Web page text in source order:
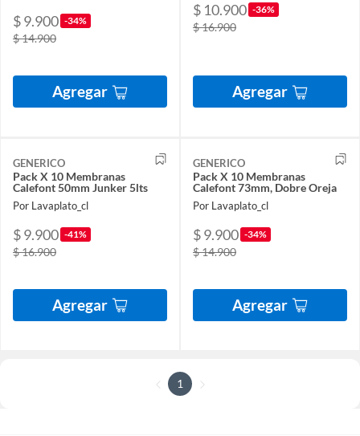
$ 9.900 -34%
$ 14.900
Agregar
$ 10.900 -36%
$ 16.900
Agregar
GENERICO
Pack X 10 Membranas
Calefont 50mm Junker 5lts
Por Lavaplato_cl
$ 9.900 -41%
$ 16.900
Agregar
GENERICO
Pack X 10 Membranas
Calefont 73mm, Dobre Oreja
Por Lavaplato_cl
$ 9.900 -34%
$ 14.900
Agregar
1